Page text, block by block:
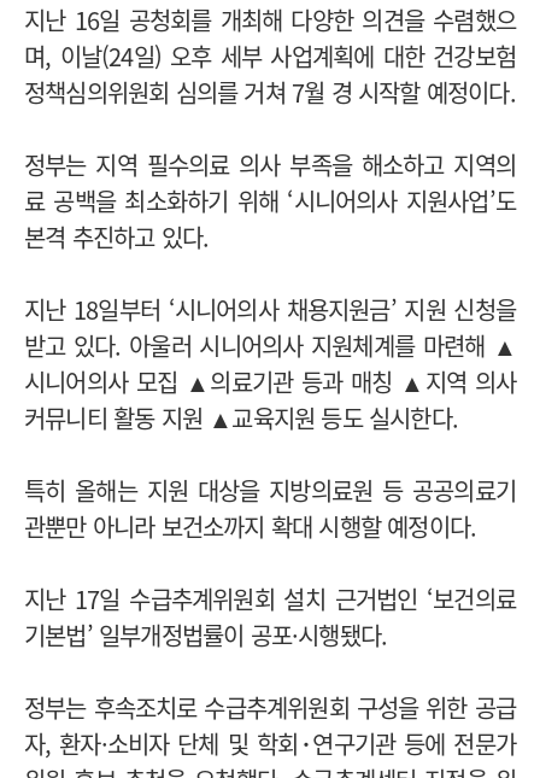
지난 16일 공청회를 개최해 다양한 의견을 수렴했으
며, 이날(24일) 오후 세부 사업계획에 대한 건강보험
정책심의위원회 심의를 거쳐 7월 경 시작할 예정이다.
정부는 지역 필수의료 의사 부족을 해소하고 지역의
료 공백을 최소화하기 위해 ‘시니어의사 지원사업’도
본격 추진하고 있다.
지난 18일부터 ‘시니어의사 채용지원금’ 지원 신청을
받고 있다. 아울러 시니어의사 지원체계를 마련해 ▲
시니어의사 모집 ▲의료기관 등과 매칭 ▲지역 의사
커뮤니티 활동 지원 ▲교육지원 등도 실시한다.
특히 올해는 지원 대상을 지방의료원 등 공공의료기
관뿐만 아니라 보건소까지 확대 시행할 예정이다.
지난 17일 수급추계위원회 설치 근거법인 ‘보건의료
기본법’ 일부개정법률이 공포·시행됐다.
정부는 후속조치로 수급추계위원회 구성을 위한 공급
자, 환자·소비자 단체 및 학회･연구기관 등에 전문가